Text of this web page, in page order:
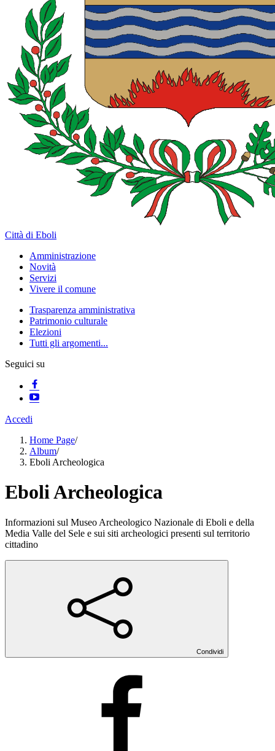
Città di Eboli
Amministrazione
Novità
Servizi
Vivere il comune
Trasparenza amministrativa
Patrimonio culturale
Elezioni
Tutti gli argomenti...
Seguici su
Accedi
Home Page/
Album/
Eboli Archeologica
Eboli Archeologica
Informazioni sul Museo Archeologico Nazionale di Eboli e della
Media Valle del Sele e sui siti archeologici presenti sul territorio
cittadino
Condividi